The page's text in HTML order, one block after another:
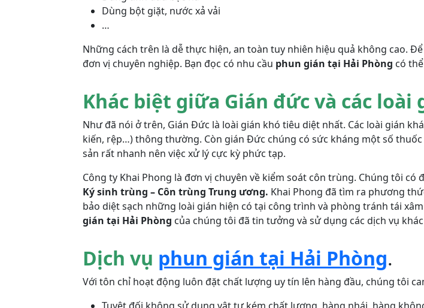
Dùng bột giặt, nước xả vải
…
Những cách trên là dễ thực hiện, an toàn tuy nhiên hiệu quả không cao.
đơn vị chuyên nghiệp. Bạn đọc có nhu cầu phun gián tại Hải Phòng có
Khác biệt giữa Gián đức và các loài
Như đã nói ở trên, Gián Đức là loài gián khó tiêu diệt nhất. Các loài gián
kiến, rệp…) thông thường. Còn gián Đức chúng có sức kháng một số
sản rất nhanh nên việc xử lý cực kỳ phức tạp.
Công ty Khai Phong là đơn vị chuyên về kiểm soát côn trùng. Chúng tôi
Ký sinh trùng – Côn trùng Trung ương. Khai Phong đã tìm ra phương
bảo diệt sạch những loài gián hiện có tại công trình và phòng tránh tái
gián tại Hải Phòng của chúng tôi đã tin tưởng và sử dụng các dịch vụ
Dịch vụ phun gián tại Hải Phòng.
Với tôn chỉ hoạt động luôn đặt chất lượng uy tín lên hàng đầu, chúng tôi